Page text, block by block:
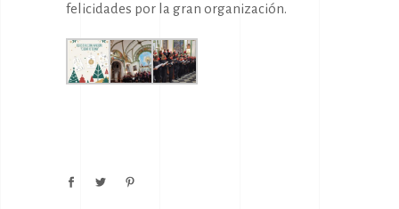
felicidades por la gran organización.